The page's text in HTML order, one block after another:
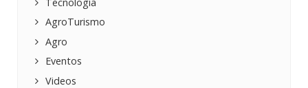
AgroTurismo
Agro
Eventos
Videos